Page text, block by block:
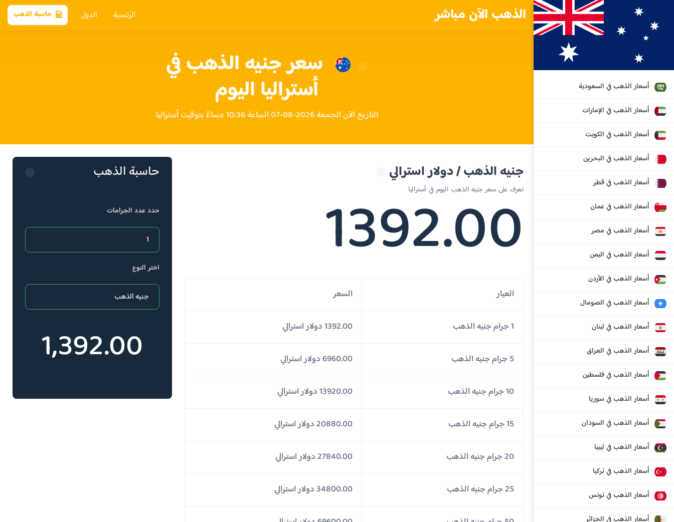
الذهب الآن مباشر الرئيسية الدول حاسبة الذهب
أسعار الذهب في السعودية
أسعار الذهب في الإمارات
أسعار الذهب في الكويت
أسعار الذهب في البحرين
أسعار الذهب في قطر
أسعار الذهب في عمان
أسعار الذهب في مصر
أسعار الذهب في اليمن
أسعار الذهب في الأردن
أسعار الذهب في الصومال
أسعار الذهب في لبنان
أسعار الذهب في العراق
أسعار الذهب في فلسطين
أسعار الذهب في سوريا
أسعار الذهب في السودان
أسعار الذهب في ليبيا
أسعار الذهب في تركيا
أسعار الذهب في تونس
أسعار الذهب في الجزائر
سعر جنيه الذهب في
أستراليا اليوم
التاريخ الآن الجمعة 2026-08-07 الساعة 10:36 مساءً بتوقيت أستراليا
جنيه الذهب / دولار استرالي
تعرف على سعر جنيه الذهب اليوم في أستراليا
1392.00
العيار السعر
1 جرام جنيه الذهب 1392.00 دولار استرالي
5 جرام جنيه الذهب 6960.00 دولار استرالي
10 جرام جنيه الذهب 13920.00 دولار استرالي
15 جرام جنيه الذهب 20880.00 دولار استرالي
20 جرام جنيه الذهب 27840.00 دولار استرالي
25 جرام جنيه الذهب 34800.00 دولار استرالي
حاسبة الذهب
حدد عدد الجرامات
اختر النوع
1,392.00